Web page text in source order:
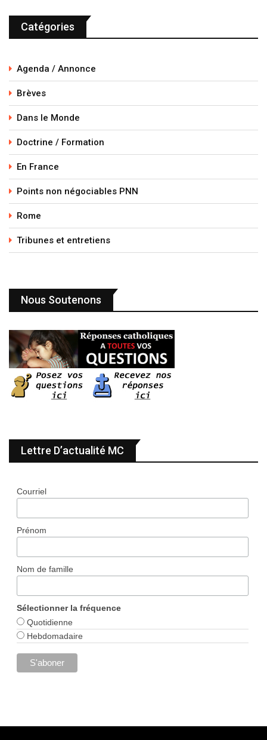
Catégories
Agenda / Annonce
Brèves
Dans le Monde
Doctrine / Formation
En France
Points non négociables PNN
Rome
Tribunes et entretiens
Nous Soutenons
Lettre D’actualité MC
Courriel
Prénom
Nom de famille
Sélectionner la fréquence
Quotidienne
Hebdomadaire